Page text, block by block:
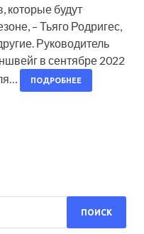
которые будут
– Тьяго Родригес,
Руководитель
в сентябре 2022
ПОДРОБНЕЕ